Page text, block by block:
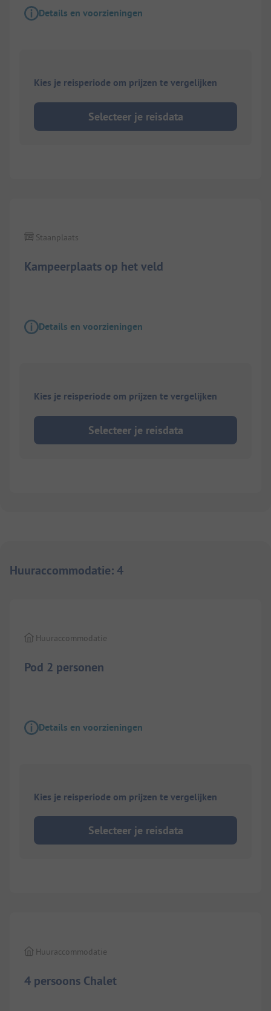
Details en voorzieningen
Kies je reisperiode om prijzen te vergelijken
Selecteer je reisdata
Kampeerplaats op het veld
Staanplaats
Details en voorzieningen
Kies je reisperiode om prijzen te vergelijken
Selecteer je reisdata
Huuraccommodatie:4
Pod 2 personen
Huuraccommodatie
Details en voorzieningen
Kies je reisperiode om prijzen te vergelijken
Selecteer je reisdata
4 persoons Chalet
Huuraccommodatie